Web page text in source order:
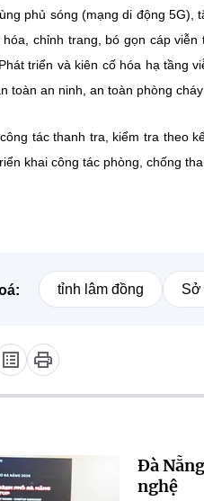
phủ sóng (mạng di động 5G),
hóa, chỉnh trang, bó gọn cáp
triển và kiên cố hóa hạ tầng
toàn an ninh, an toàn phòng
tác thanh tra, kiểm tra theo
khai công tác phòng, chống
tỉnh lâm đồng Sở
Đà
nghệ